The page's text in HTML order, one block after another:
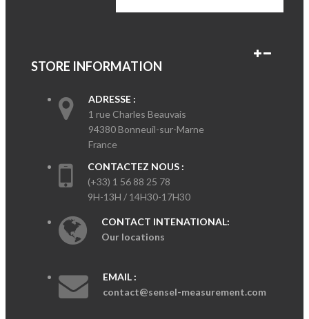
STORE INFORMATION
ADRESSE :
1 rue Charles Beauvais
94380 Bonneuil-sur-Marne
France
CONTACTEZ NOUS :
(+33) 1 56 88 25 78
9H-13H / 14H30-17H30
CONTACT INTENATIONAL:
Our locations
EMAIL :
contact@sensel-measurement.com